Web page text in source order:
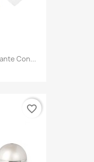
Con...
favorite_border